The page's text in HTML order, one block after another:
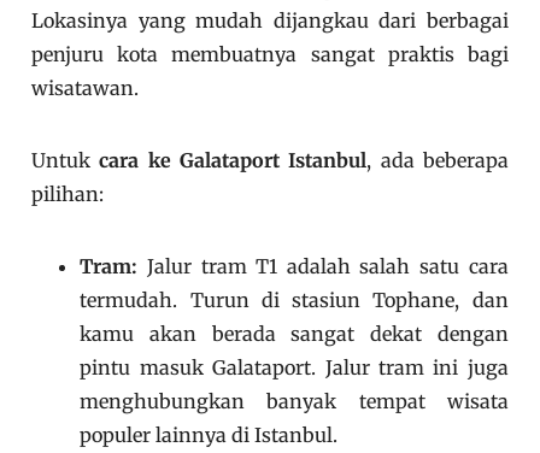
Lokasinya yang mudah dijangkau dari berbagai
penjuru kota membuatnya sangat praktis bagi
wisatawan.
Untukcara ke Galataport Istanbul, ada beberapa
pilihan:
Tram: Jalur tram T1 adalah salah satu cara
termudah. Turun di stasiun Tophane, dan
kamu akan berada sangat dekat dengan
pintu masuk Galataport. Jalur tram ini juga
menghubungkan banyak tempat wisata
populer lainnya di Istanbul.